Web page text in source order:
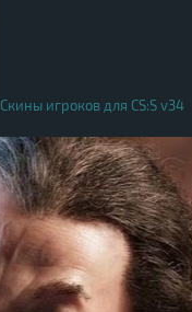
Скины игроков для CS:S v34